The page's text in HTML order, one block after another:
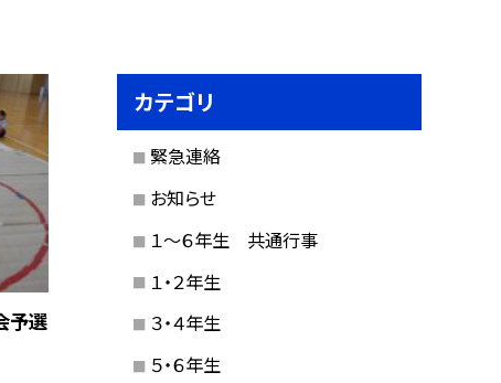
予選
カテゴリ
緊急連絡
お知らせ
１〜６年生 共通行事
１・２年生
３・４年生
５・６年生